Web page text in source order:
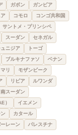
ガボン
ガンビア
コモロ
コンゴ共和国
サントメ・プリンシペ
スーダン
セネガル
ニジア
トーゴ
ブルキナファソ
ベナン
マリ
モザンビーク
リビア
ルワンダ
南スーダン
）
イエメン
カタール
レーン
パレスチナ